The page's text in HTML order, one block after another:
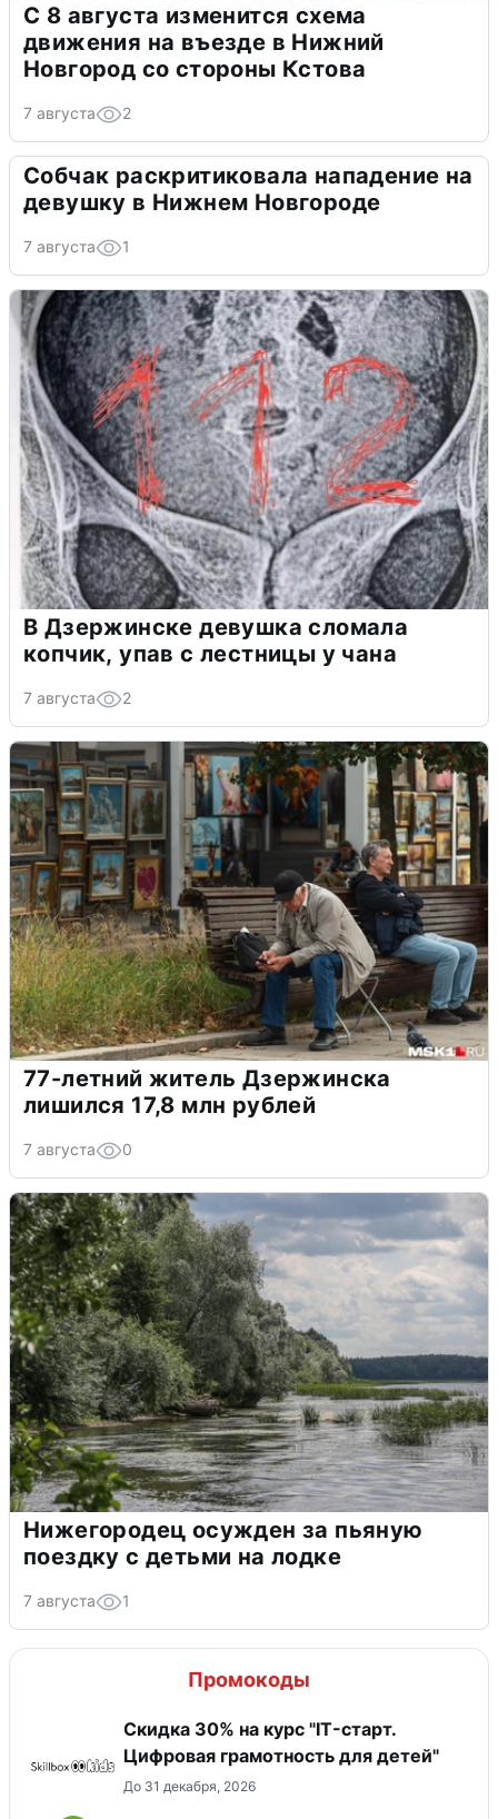
С 8 августа изменится схема
движения на въезде в Нижний
Новгород со стороны Кстова
7 августа 2
Собчак раскритиковала нападение на
девушку в Нижнем Новгороде
7 августа 1
В Дзержинске девушка сломала
копчик, упав с лестницы у чана
7 августа 2
77-летний житель Дзержинска
лишился 17,8 млн рублей
7 августа 0
Нижегородец осужден за пьяную
поездку с детьми на лодке
7 августа 1
Промокоды
Скидка 30% на курс "IT-старт.
Цифровая грамотность для детей"
До 31 декабря, 2026